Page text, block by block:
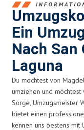
Ein
Nach San
Laguna
Du möchtest von
umziehen und
Sorge, Umzugsmeister
bietet einen
kennen uns bestens mit